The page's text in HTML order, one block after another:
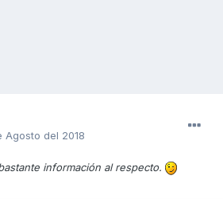
Agosto del 2018
información al respecto.